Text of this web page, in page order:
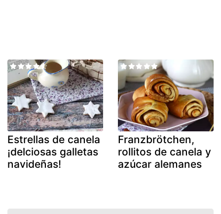
Estrellas de canela
¡delciosas galletas
navideñas!
Franzbrötchen,
rollitos de canela y
azúcar alemanes